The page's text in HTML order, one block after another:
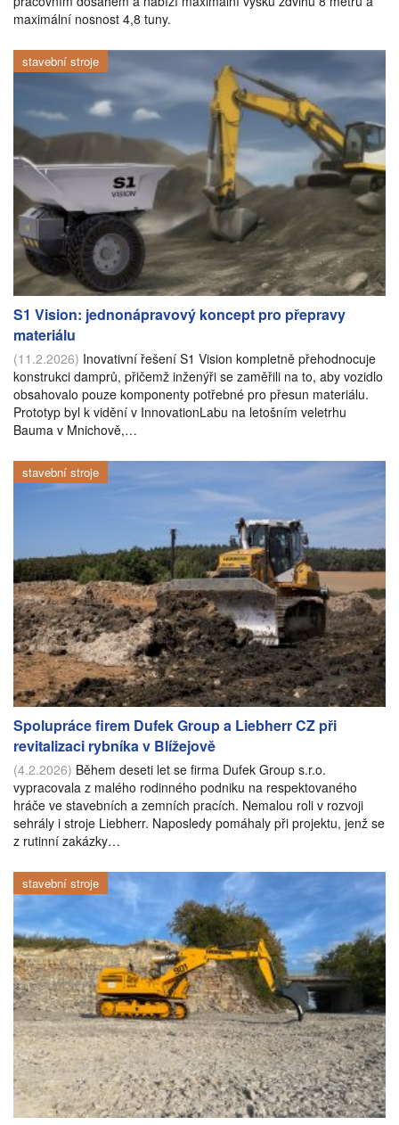
maximální nosnost 4,8 tuny.
stavební stroje
S1 Vision: jednonápravový koncept pro přepravy
materiálu
(11.2.2026) Inovativní řešení S1 Vision kompletně přehodnocuje
konstrukci damprů, přičemž inženýři se zaměřili na to, aby vozidlo
obsahovalo pouze komponenty potřebné pro přesun materiálu.
Prototyp byl k vidění v InnovationLabu na letošním veletrhu
Bauma v Mnichově,…
stavební stroje
Spolupráce firem Dufek Group a Liebherr CZ při
revitalizaci rybníka v Blížejově
(4.2.2026) Během deseti let se firma Dufek Group s.r.o.
vypracovala z malého rodinného podniku na respektovaného
hráče ve stavebních a zemních pracích. Nemalou roli v rozvoji
sehrály i stroje Liebherr. Naposledy pomáhaly při projektu, jenž se
z rutinní zakázky…
stavební stroje